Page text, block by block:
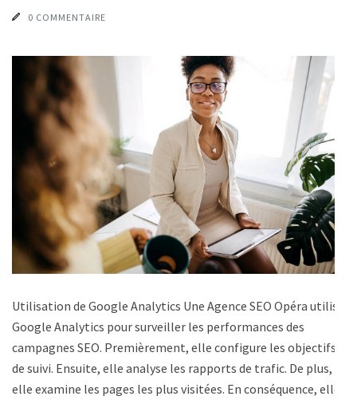
0 COMMENTAIRE
Utilisation de Google Analytics Une Agence SEO Opéra utilise
Google Analytics pour surveiller les performances des
campagnes SEO. Premièrement, elle configure les objectifs
de suivi. Ensuite, elle analyse les rapports de trafic. De plus,
elle examine les pages les plus visitées. En conséquence, elle